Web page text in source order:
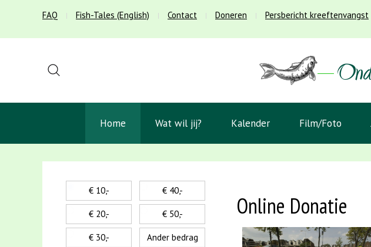
FAQ Fish-Tales (English) Contact Doneren Persbericht kreeftenvangst
Home Wat wil jij? Kalender Film/Foto
Online Donatie
€ 10,-
€ 20,-
€ 30,-
€ 40,-
€ 50,-
Ander bedrag